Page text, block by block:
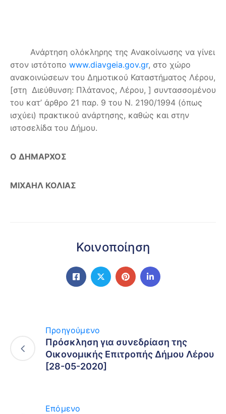
Ανάρτηση ολόκληρης της Ανακοίνωσης να γίνει
στον ιστότοπο www.diavgeia.gov.gr, στο χώρο
ανακοινώσεων του Δημοτικού Καταστήματος Λέρου,
[στη Διεύθυνση: Πλάτανος, Λέρου, ] συντασσομένου
του κατ’ άρθρο 21 παρ. 9 του Ν. 2190/1994 (όπως
ισχύει) πρακτικού ανάρτησης, καθώς και στην
ιστοσελίδα του Δήμου.
Ο ΔΗΜΑΡΧΟΣ
ΜΙΧΑΗΛ ΚΟΛΙΑΣ
Κοινοποίηση
Προηγούμενο
Πρόσκληση για συνεδρίαση της
Οικονομικής Επιτροπής Δήμου Λέρου
[28-05-2020]
Επόμενο